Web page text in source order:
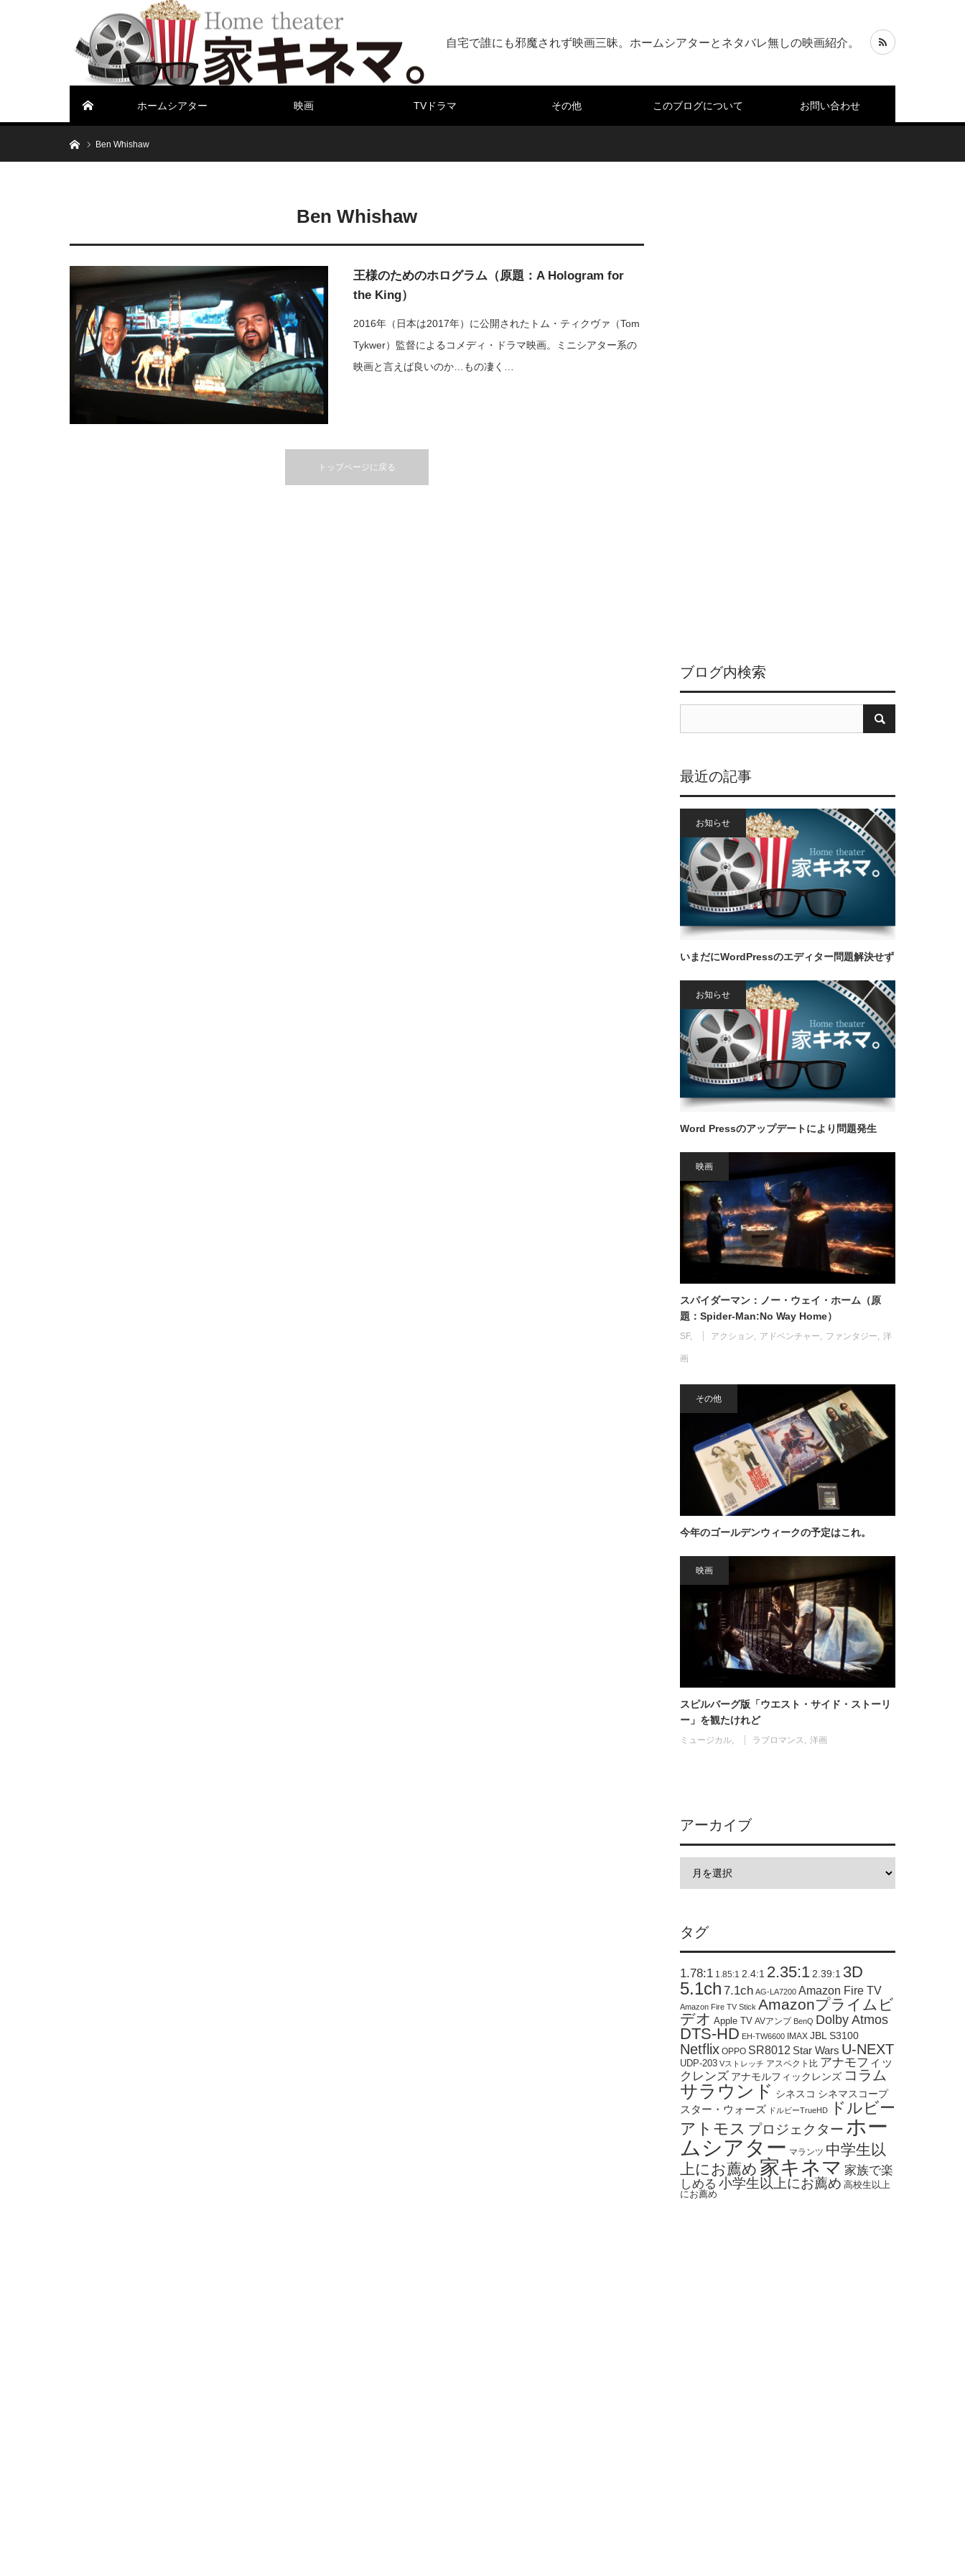
自宅で誰にも邪魔されず映画三昧。ホームシアターとネタバレ無しの映画紹介。
ホームシアター 映画 TVドラマ その他 このブログについて お問い合わせ
ホームBen Whishaw
Ben Whishaw
王様のためのホログラム（原題：A Hologram for
the King）
2016年（日本は2017年）に公開されたトム・ティクヴァ（Tom
Tykwer）監督によるコメディ・ドラマ映画。ミニシアター系の
映画と言えば良いのか…もの凄く…
トップページに戻る
ブログ内検索
最近の記事
お知らせ
いまだにWordPressのエディター問題解決せず
お知らせ
Word Pressのアップデートにより問題発生
映画
スパイダーマン：ノー・ウェイ・ホーム（原
題：Spider-Man:No Way Home）
SF アクション アドベンチャー ファンタジー 洋
画
その他
今年のゴールデンウィークの予定はこれ。
映画
スピルバーグ版「ウエスト・サイド・ストーリ
ー」を観たけれど
ミュージカル ラブロマンス 洋画
アーカイブ
タグ
1.78:1 1.85:1 2.4:1 2.35:1 2.39:1 3D
5.1ch 7.1ch AG-LA7200 Amazon Fire TV
Amazon Fire TV Stick Amazonプライムビ
デオ Apple TV AVアンプ BenQ Dolby Atmos
DTS-HD EH-TW6600 IMAX JBL S3100
Netflix OPPO SR8012 Star Wars U-NEXT
UDP-203 Vストレッチ アスペクト比 アナモフィッ
クレンズ アナモルフィックレンズ コラム
サラウンド シネスコ シネマスコープ
スター・ウォーズ ドルビーTrueHD
ドルビー
アトモス プロジェクター ホー
ムシアター マランツ 中学生以
上にお薦め 家キネマ 家族で楽
しめる 小学生以上にお薦め 高校生以上
にお薦め